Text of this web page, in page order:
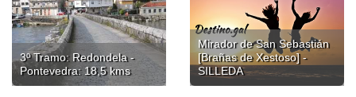
3º Tramo: Redondela -
Pontevedra: 18,5 kms
Mirador de San Sebastián
[Brañas de Xestoso] -
SILLEDA